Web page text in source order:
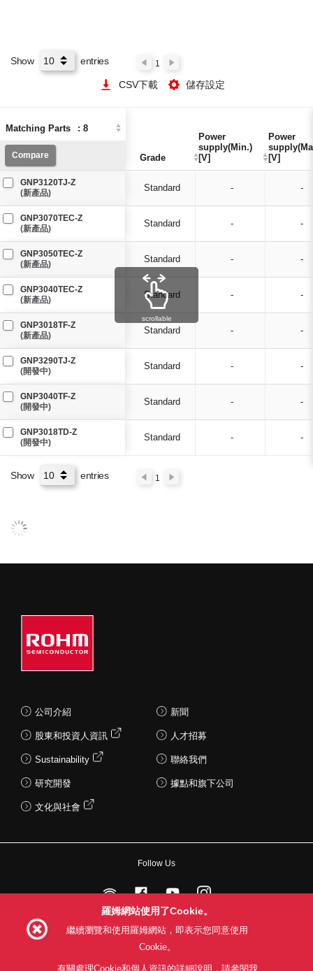
Show entries 1
CSV下載 儲存設定
Matching Parts : 8
Compare Grade
Power
supply(Min.)
[V]
Power
[V]
GNP3120TJ-Z
(新產品)
Standard - -
GNP3070TEC-Z
(新產品)
Standard - -
GNP3050TEC-Z
(新產品)
Standard - -
GNP3040TEC-Z
(新產品)
Standard - -
GNP3018TF-Z
(新產品)
Standard - -
GNP3290TJ-Z
(開發中)
Standard - -
GNP3040TF-Z
(開發中)
Standard - -
GNP3018TD-Z
(開發中)
Standard - -
Matching Parts : 8
Compare Grade
Power
supply(Min.)
[V]
Power
[V]
scrollable
Show entries 1
公司介紹
股東和投資人資訊
Sustainability
研究開發
文化與社會
新聞
人才招募
聯絡我們
據點和旗下公司
Follow Us
網站使用條款 利用目的 隱私權政策
網站地圖
關於本公司產品銷售之標準條款(PDF)
羅姆網站使用了Cookie。
繼續瀏覽和使用羅姆網站，即表示您同意使用
Cookie。
有關處理Cookie和個人資訊的詳細說明，請參閱我